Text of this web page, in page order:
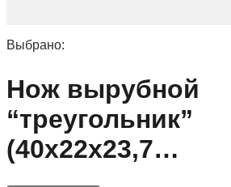
Выбрано:
Нож вырубной
“треугольник”
(40х22х23,7…